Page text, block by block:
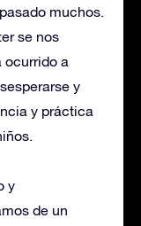
muchos.
se nos
ocurrido a
y
y práctica
y
de un